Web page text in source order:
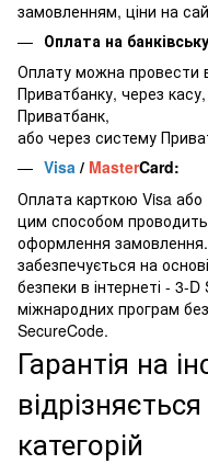
замовленням, ціни на
Оплата на
Оплату можна провести
Приватбанку, через
Приватбанк,
або через систему
Visa / MasterCard:
Оплата карткою Visa
цим способом
оформлення
забезпечується на
безпеки в інтернеті - 3-
міжнародних програм
SecureCode.
Гарантія на
категорій